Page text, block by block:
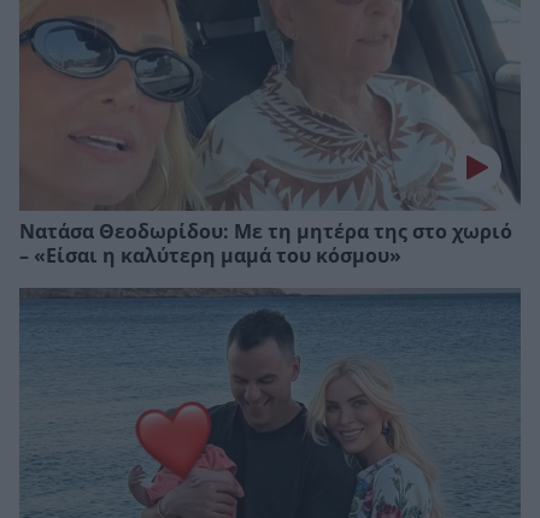
Νατάσα Θεοδωρίδου: Με τη μητέρα της στο χωριό
– «Είσαι η καλύτερη μαμά του κόσμου»